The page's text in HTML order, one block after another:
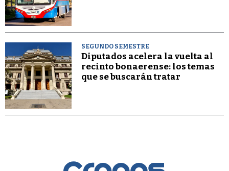
SEGUNDO SEMESTRE
Diputados acelera la vuelta al
recinto bonaerense: los temas
que se buscarán tratar